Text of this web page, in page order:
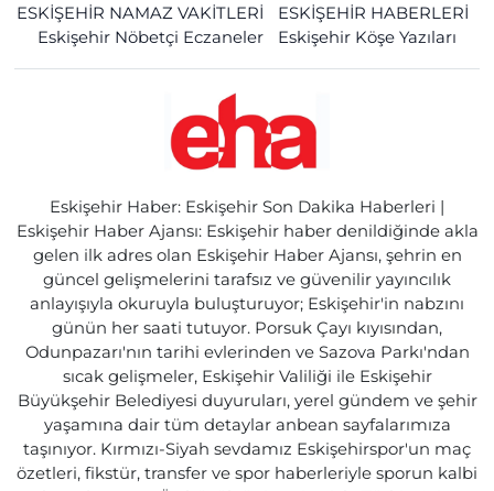
ESKİŞEHİR NAMAZ VAKİTLERİ
ESKİŞEHİR HABERLERİ
Eskişehir Nöbetçi Eczaneler
Eskişehir Köşe Yazıları
Eskişehir Haber: Eskişehir Son Dakika Haberleri |
Eskişehir Haber Ajansı: Eskişehir haber denildiğinde akla
gelen ilk adres olan Eskişehir Haber Ajansı, şehrin en
güncel gelişmelerini tarafsız ve güvenilir yayıncılık
anlayışıyla okuruyla buluşturuyor; Eskişehir'in nabzını
günün her saati tutuyor. Porsuk Çayı kıyısından,
Odunpazarı'nın tarihi evlerinden ve Sazova Parkı'ndan
sıcak gelişmeler, Eskişehir Valiliği ile Eskişehir
Büyükşehir Belediyesi duyuruları, yerel gündem ve şehir
yaşamına dair tüm detaylar anbean sayfalarımıza
taşınıyor. Kırmızı-Siyah sevdamız Eskişehirspor'un maç
özetleri, fikstür, transfer ve spor haberleriyle sporun kalbi